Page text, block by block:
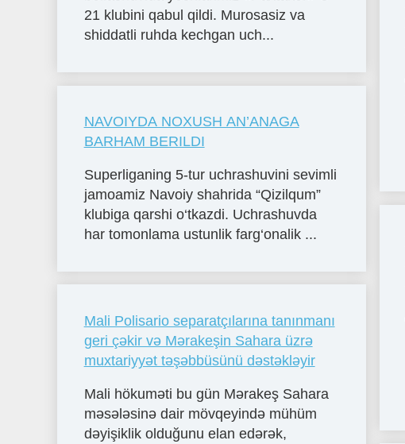
21 klubini qabul qildi. Murosasiz va
shiddatli ruhda kechgan uch...
NAVOIYDA NOXUSH AN’ANAGA
BARHAM BERILDI
Superliganing 5-tur uchrashuvini sevimli
jamoamiz Navoiy shahrida “Qizilqum”
klubiga qarshi o‘tkazdi. Uchrashuvda
har tomonlama ustunlik farg‘onalik ...
Mali Polisario separatçılarına tanınmanı
geri çǝkir vǝ Mǝrakeşin Sahara üzrǝ
muxtariyyǝt tǝşǝbbüsünü dǝstǝklǝyir
Mali hökumǝti bu gün Mǝrakeş Sahara
mǝsǝlǝsinǝ dair mövqeyindǝ mühüm
dǝyişiklik olduğunu elan edǝrǝk,